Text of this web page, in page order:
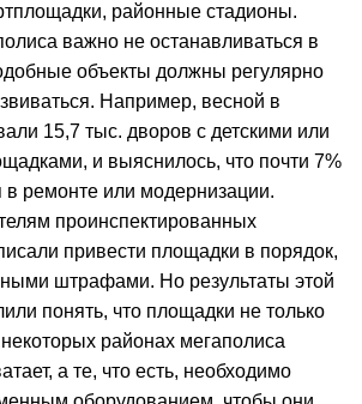
районные стадионы.
важно не останавливаться в
объекты должны регулярно
Например, весной в
15,7 тыс. дворов с детскими или
и выяснилось, что почти 7%
в ремонте или модернизации.
проинспектированных
привести площадки в порядок,
штрафами. Но результаты этой
понять, что площадки не только
районах мегаполиса
а те, что есть, необходимо